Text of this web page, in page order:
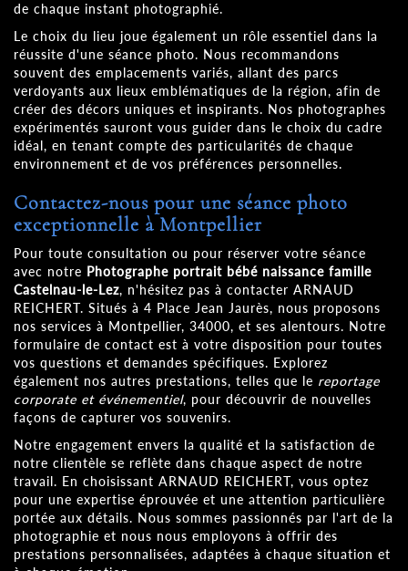
de chaque instant photographié.
Le choix du lieu joue également un rôle essentiel dans la
réussite d'une séance photo. Nous recommandons
souvent des emplacements variés, allant des parcs
verdoyants aux lieux emblématiques de la région, afin de
créer des décors uniques et inspirants. Nos photographes
expérimentés sauront vous guider dans le choix du cadre
idéal, en tenant compte des particularités de chaque
environnement et de vos préférences personnelles.
Contactez-nous pour une séance photo
exceptionnelle à Montpellier
Pour toute consultation ou pour réserver votre séance
avec notre Photographe portrait bébé naissance famille
Castelnau-le-Lez, n'hésitez pas à contacter ARNAUD
REICHERT. Situés à 4 Place Jean Jaurès, nous proposons
nos services à Montpellier, 34000, et ses alentours. Notre
formulaire de contact est à votre disposition pour toutes
vos questions et demandes spécifiques. Explorez
également nos autres prestations, telles que le reportage
corporate et événementiel, pour découvrir de nouvelles
façons de capturer vos souvenirs.
Notre engagement envers la qualité et la satisfaction de
notre clientèle se reflète dans chaque aspect de notre
travail. En choisissant ARNAUD REICHERT, vous optez
pour une expertise éprouvée et une attention particulière
portée aux détails. Nous sommes passionnés par l'art de la
photographie et nous nous employons à offrir des
prestations personnalisées, adaptées à chaque situation et